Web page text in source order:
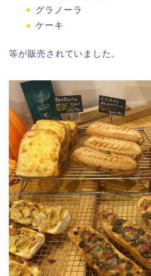
グラノーラ
ケーキ
等が販売されていました。